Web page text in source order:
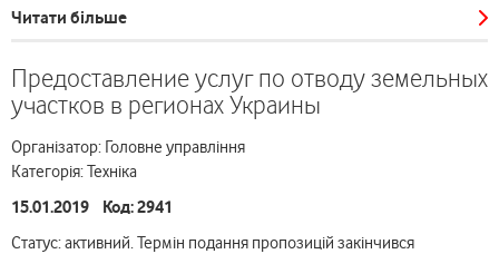
Читати більше
Предоставление услуг по отводу земельных
участков в регионах Украины
Організатор: Головне управління
Категорія: Техніка
15.01.2019 Код: 2941
Статус: активний. Термін подання пропозицій закінчився